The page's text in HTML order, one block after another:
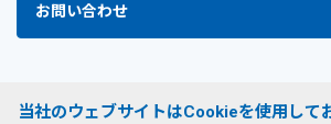
お問い合わせ
当社のウェブサイトはCookieを使用して